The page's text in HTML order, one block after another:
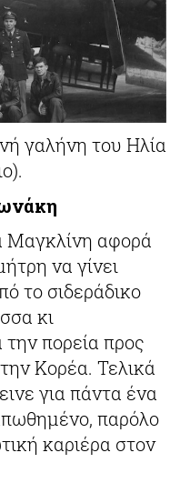
γαλήνη του Ηλία
Μαγκλίνη αφορά
να γίνει
το σιδεράδικο
κι
πορεία προς
Κορέα. Τελικά
για πάντα ένα
παρόλο
καριέρα στον